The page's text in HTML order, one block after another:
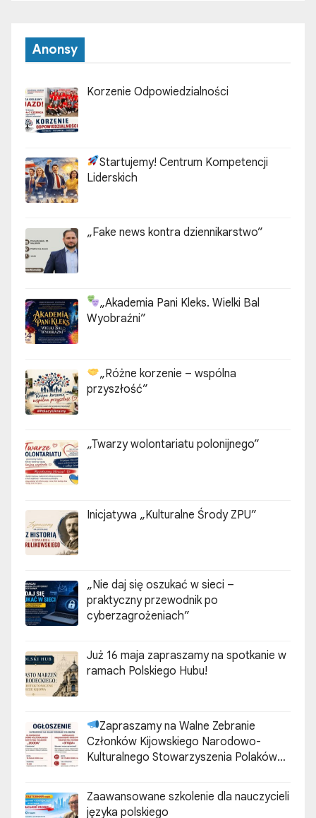
Anonsy
Korzenie Odpowiedzialności
Startujemy! Centrum Kompetencji
Liderskich
„Fake news kontra dziennikarstwo”
„Akademia Pani Kleks. Wielki Bal
Wyobraźni”
„Różne korzenie – wspólna
przyszłość”
„Twarzy wolontariatu polonijnego”
Inicjatywa „Kulturalne Środy ZPU”
„Nie daj się oszukać w sieci –
praktyczny przewodnik po
cyberzagrożeniach”
Już 16 maja zapraszamy na spotkanie w
ramach Polskiego Hubu!
Zapraszamy na Walne Zebranie
Członków Kijowskiego Narodowo-
Kulturalnego Stowarzyszenia Polaków
Zaawansowane szkolenie dla nauczycieli
języka polskiego